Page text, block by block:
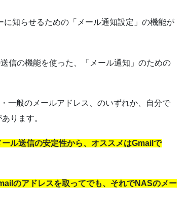
知らせるための「メール通知設定」の機能が
信の機能を使った、「メール通知」のための
一般のメールアドレス、のいずれか、自分で
ります。
ル送信の安定性から、オススメはGmailで
のアドレスを取ってでも、それでNASのメー